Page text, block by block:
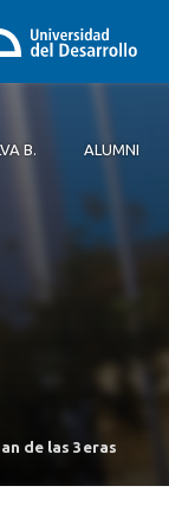
B. ALUMNI
de las 3eras